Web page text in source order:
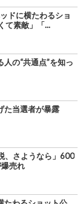
ドに横たわるショ
て素敵」「...
人の“共通点”を知っ
た当選者が暴露
、さようなら」600
売れ